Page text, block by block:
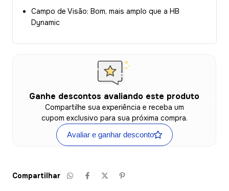
Campo de Visão: Bom, mais amplo que a HB
Dynamic
Ganhe descontos avaliando este produto
Compartilhe sua experiência e receba um
cupom exclusivo para sua próxima compra.
Avaliar e ganhar desconto
Compartilhar